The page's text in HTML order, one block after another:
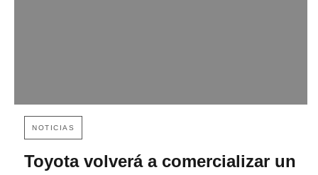
NOTICIAS
Toyota volverá a comercializar un